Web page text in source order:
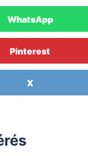
WhatsApp
Pinterest
X